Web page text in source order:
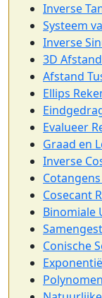
Inverse
Systeem
Inverse
3D
Afstand
Ellips
Evalueer
Graad en
Inverse
Cosecant
Binomiale
Conische